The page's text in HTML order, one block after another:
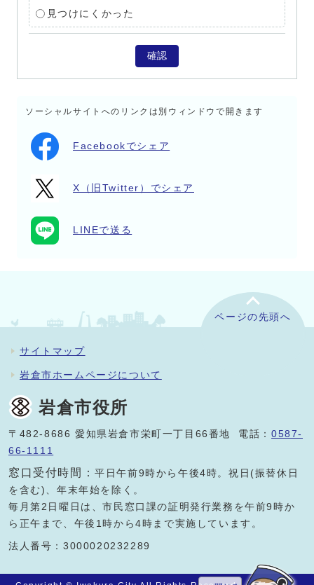
見つけにくかった
確認
ソーシャルサイトへのリンクは別ウィンドウで開きます
Facebookでシェア
X（旧Twitter）でシェア
LINEで送る
ページの先頭へ
サイトマップ
岩倉市ホームページについて
岩倉市役所
〒482-8686 愛知県岩倉市栄町一丁目66番地 電話：0587-
66-1111
窓口受付時間：平日午前9時から午後4時。祝日(振替休日
を含む)、年末年始を除く。
毎月第2日曜日は、市民窓口課の証明発行業務を午前9時か
ら正午まで、午後1時から4時まで実施しています。
法人番号：3000020232289